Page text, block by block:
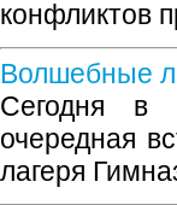
конфликтов
Волшебные
Сегодня в
очередная
лагеря